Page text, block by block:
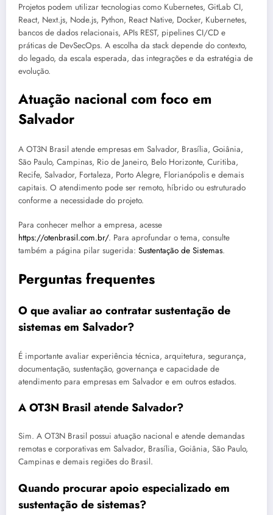
Projetos podem utilizar tecnologias como Kubernetes, GitLab CI,
React, Next.js, Node.js, Python, React Native, Docker, Kubernetes,
bancos de dados relacionais, APIs REST, pipelines CI/CD e
práticas de DevSecOps. A escolha da stack depende do contexto,
do legado, da escala esperada, das integrações e da estratégia de
evolução.
Atuação nacional com foco em
Salvador
A OT3N Brasil atende empresas em Salvador, Brasília, Goiânia,
São Paulo, Campinas, Rio de Janeiro, Belo Horizonte, Curitiba,
Recife, Salvador, Fortaleza, Porto Alegre, Florianópolis e demais
capitais. O atendimento pode ser remoto, híbrido ou estruturado
conforme a necessidade do projeto.
Para conhecer melhor a empresa, acesse
https://otenbrasil.com.br/. Para aprofundar o tema, consulte
também a página pilar sugerida: Sustentação de Sistemas.
Perguntas frequentes
O que avaliar ao contratar sustentação de
sistemas em Salvador?
É importante avaliar experiência técnica, arquitetura, segurança,
documentação, sustentação, governança e capacidade de
atendimento para empresas em Salvador e em outros estados.
A OT3N Brasil atende Salvador?
Sim. A OT3N Brasil possui atuação nacional e atende demandas
remotas e corporativas em Salvador, Brasília, Goiânia, São Paulo,
Campinas e demais regiões do Brasil.
Quando procurar apoio especializado em
sustentação de sistemas?